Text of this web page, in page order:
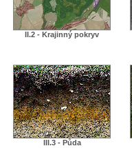
II.2 - Krajinný pokryv
III.3 - Půda